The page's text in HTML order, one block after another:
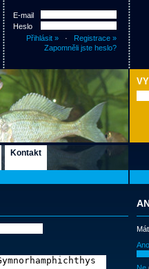
E-mail
Heslo
· Registrace »
Zapomněli jste heslo?
Kontakt
Ano